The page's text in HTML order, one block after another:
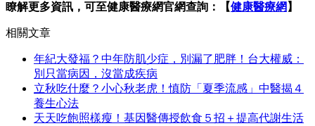
瞭解更多資訊，可至健康醫療網官網查詢：【健康醫療網 】
相關文章
年紀大發福？中年防肌少症，別漏了肥胖！台大權威：
別只當病因，沒當成疾病
立秋吃什麼？小心秋老虎！慎防「夏季流感」中醫揭４
養生心法
天天吃飽照樣瘦！基因醫傳授飲食５招＋提高代謝生活